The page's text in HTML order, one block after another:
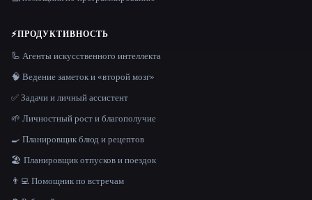
⚡ПРОДУКТИВНОСТЬ
🦾 Агенты искусственного интеллекта
🧠 Ведение заметок и «второй мозг»
✅ Задачи и личный ассистент
🌱 Личностный рост и благополучие
🍳 Планировщик блюд и рецептов
🏖 Планировщик отпусков и поездок
👨‍💻 Помощник по встречам